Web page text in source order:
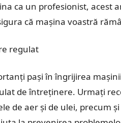
ca un profesionist, acest
că mașina voastră
regulat
pași în îngrijirea
de întreținere. Urmați
de aer și de ulei, precum